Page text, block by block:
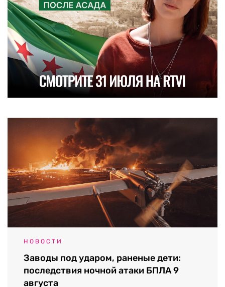
НОВОСТИ
Заводы под ударом, раненые дети:
последствия ночной атаки БПЛА 9
августа